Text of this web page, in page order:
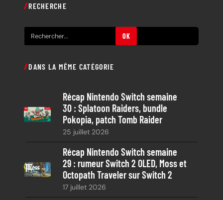
RECHERCHE
e
h
c
h
OK
DANS LA MÊME CATÉGORIE
Récap Nintendo Switch semaine
30 : Splatoon Raiders, bundle
Pokopia, patch Tomb Raider
25 juillet 2026
Récap Nintendo Switch semaine
29 : rumeur Switch 2 OLED, Moss et
Octopath Traveler sur Switch 2
17 juillet 2026